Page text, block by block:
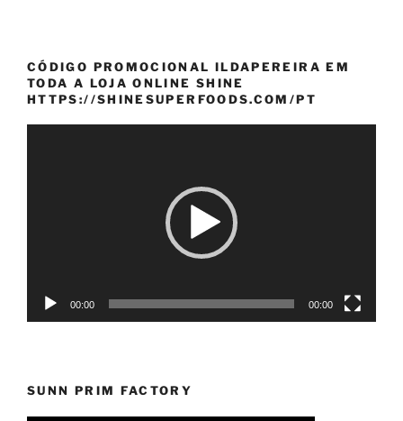
CÓDIGO PROMOCIONAL ILDAPEREIRA EM
TODA A LOJA ONLINE SHINE
HTTPS://SHINESUPERFOODS.COM/PT
00:00 00:00
SUNN PRIM FACTORY